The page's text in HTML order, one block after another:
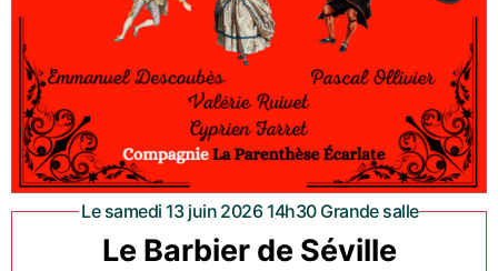
Le samedi 13 juin 2026 14h30 Grande salle
Le Barbier de Séville